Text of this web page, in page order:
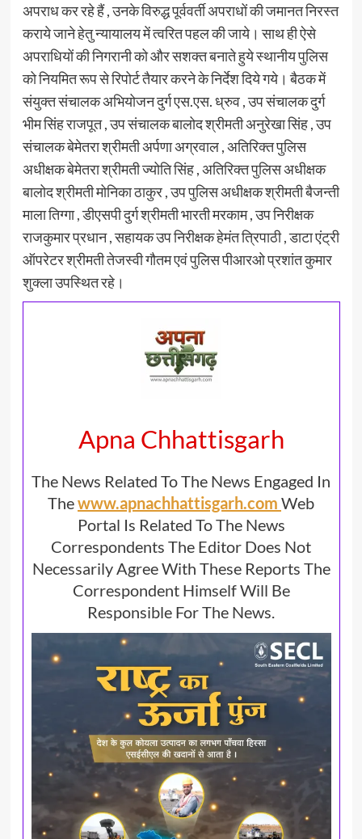
अपराध कर रहे हैं , उनके विरुद्ध पूर्ववर्ती अपराधों की जमानत निरस्त
कराये जाने हेतु न्यायालय में त्वरित पहल की जाये। साथ ही ऐसे
अपराधियों की निगरानी को और सशक्त बनाते हुये स्थानीय पुलिस
को नियमित रूप से रिपोर्ट तैयार करने के निर्देश दिये गये। बैठक में
संयुक्त संचालक अभियोजन दुर्ग एस.एस. ध्रुव , उप संचालक दुर्ग
भीम सिंह राजपूत , उप संचालक बालोद श्रीमती अनुरेखा सिंह , उप
संचालक बेमेतरा श्रीमती अर्पणा अग्रवाल , अतिरिक्त पुलिस
अधीक्षक बेमेतरा श्रीमती ज्योति सिंह , अतिरिक्त पुलिस अधीक्षक
बालोद श्रीमती मोनिका ठाकुर , उप पुलिस अधीक्षक श्रीमती बैजन्ती
माला तिग्गा , डीएसपी दुर्ग श्रीमती भारती मरकाम , उप निरीक्षक
राजकुमार प्रधान , सहायक उप निरीक्षक हेमंत त्रिपाठी‌ , डाटा एंट्री
ऑपरेटर श्रीमती तेजस्वी गौतम एवं पुलिस पीआरओ प्रशांत कुमार
शुक्ला उपस्थित रहे।
Apna Chhattisgarh
The News Related To The News Engaged In
Thewww.apnachhattisgarh.com Web
Portal Is Related To The News
Correspondents The Editor Does Not
Necessarily Agree With These Reports The
Correspondent Himself Will Be
Responsible For The News.